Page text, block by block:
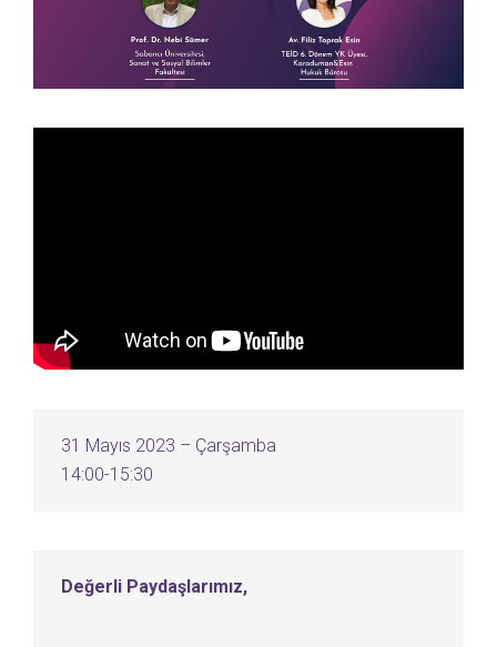
31 Mayıs 2023 – Çarşamba
14:00-15:30
Değerli Paydaşlarımız,